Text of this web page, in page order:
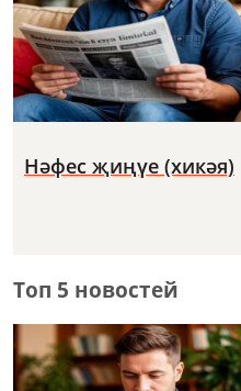
Нәфес җиңүе (хикәя)
Топ 5 новостей